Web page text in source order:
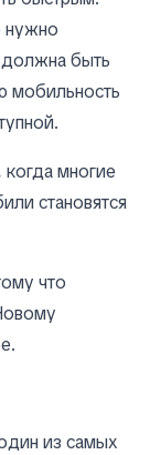
нужно
должна быть
мобильность
многие
становятся
что
из самых